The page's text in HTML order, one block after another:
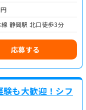
静岡駅 北口徒歩3分
応募する
も大歓迎！シフ